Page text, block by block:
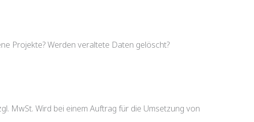
Projekte? Werden veraltete Daten gelöscht?
MwSt. Wird bei einem Auftrag für die Umsetzung von